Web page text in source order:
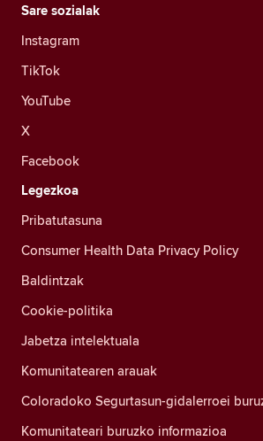
Sare sozialak
Instagram
TikTok
YouTube
X
Facebook
Legezkoa
Pribatutasuna
Consumer Health Data Privacy Policy
Baldintzak
Cookie-politika
Jabetza intelektuala
Komunitatearen arauak
Coloradoko Segurtasun-gidalerroei
Komunitateari buruzko informazioa